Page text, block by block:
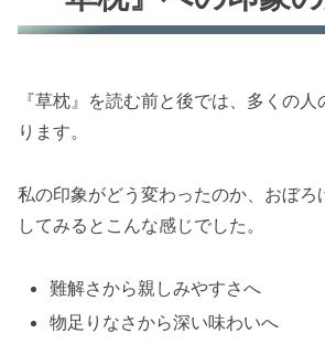
『草枕』を読む前と後では、多くの
ります。
私の印象がどう変わったのか、おぼろ
してみるとこんな感じでした。
難解さから親しみやすさへ
物足りなさから深い味わいへ